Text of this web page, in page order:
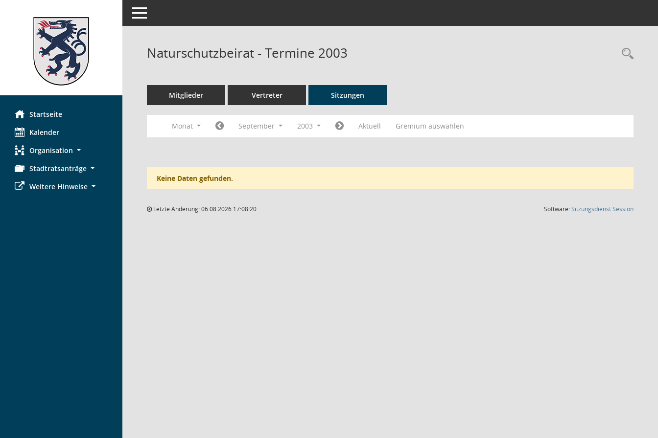
Startseite
Kalender
Organisation
Stadtratsanträge
Weitere Hinweise
Toggle navigation
Naturschutzbeirat - Termine 2003
Mitglieder Vertreter Sitzungen
Monat September 2003 Aktuell Gremium auswählen
Keine Daten gefunden.
Letzte Änderung: 06.08.2026 17:08:20 Software:SitzungsdienstSession(Wird in